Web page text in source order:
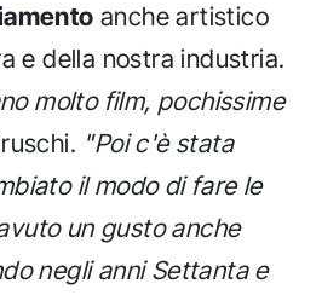
anche artistico
e della nostra industria.
molto film, pochissime
"Poi c'è stata
il modo di fare le
un gusto anche
negli anni Settanta e